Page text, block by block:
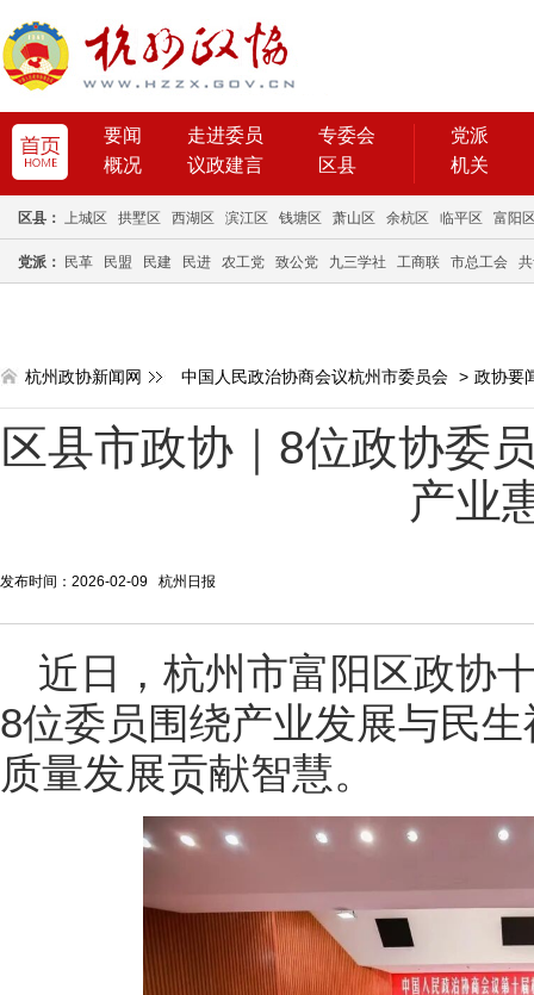
要闻 走进委员
专委会
概况
议政建言 区县
党派
机关
区县： 上城区 拱墅区 西湖区 滨江区 钱塘区 萧山区 余杭区 临平区 富阳
党派： 民革 民盟 民建 民进 农工党 致公党 九三学社 工商联 市总工会
杭州政协新闻网 中国人民政治协商会议杭州市委员会 > 政协要
区县市政协｜8位政协委
产业
发布时间：2026-02-09 杭州日报
近日，杭州市富阳区政协
8位委员围绕产业发展与民
质量发展贡献智慧。